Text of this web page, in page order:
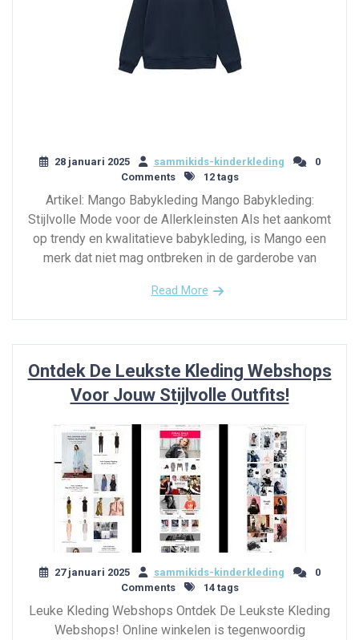
28 januari 2025 sammikids-kinderkleding
0
Comments
12 tags
Artikel: Mango Babykleding Mango Babykleding:
Stijlvolle Mode voor de Allerkleinsten Als het aankomt
op trendy en kwalitatieve babykleding, is Mango een
merk dat niet mag ontbreken in de garderobe van
Read More
Ontdek De Leukste Kleding Webshops
Voor Jouw Stijlvolle Outfits!
27 januari 2025 sammikids-kinderkleding
0
Comments
14 tags
Leuke Kleding Webshops Ontdek De Leukste Kleding
Webshops! Online winkelen is tegenwoordig